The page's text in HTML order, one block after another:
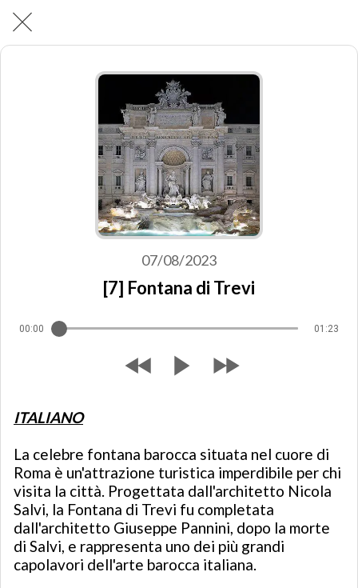
07/08/2023
[7] Fontana di Trevi
00:00 01:23
ITALIANO
La celebre fontana barocca situata nel cuore di
Roma è un'attrazione turistica imperdibile per chi
visita la città. Progettata dall'architetto Nicola
Salvi, la Fontana di Trevi fu completata
dall'architetto Giuseppe Pannini, dopo la morte
di Salvi, e rappresenta uno dei più grandi
capolavori dell'arte barocca italiana.